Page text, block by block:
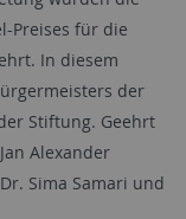
Preises für die
In diesem
der
Stiftung. Geehrt
Alexander
Sima Samari und